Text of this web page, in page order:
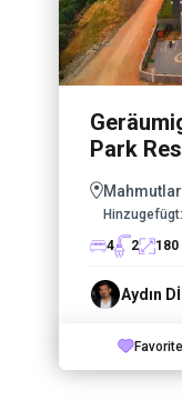
Park
Mahmutlar
Hinzugefügt:
4
2 180
Aydın